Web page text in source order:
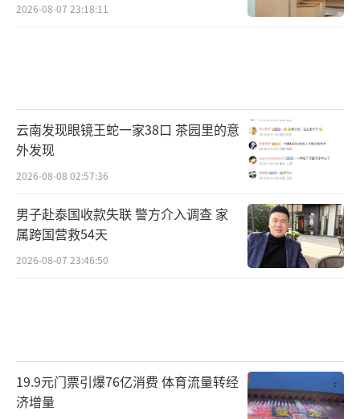
2026-08-07 23:18:11
云南发现眼镜王蛇一家38口 茶园里的意
外发现
2026-08-08 02:57:36
男子赴泰国收款失联 警方介入调查 家
属跨国营救54天
2026-08-07 23:46:50
19.9元门票引爆76亿消费 体育流量转经
济增量